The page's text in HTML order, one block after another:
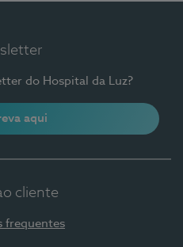
do Hospital da Luz?
aqui
cliente
frequentes